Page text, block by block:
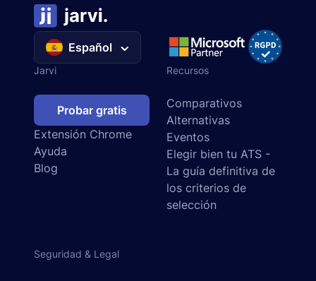
Español
Jarvi
Probar gratis
Extensión Chrome
Ayuda
Blog
Recursos
Comparativos
Alternativas
Eventos
Elegir bien tu ATS -
La guía definitiva de
los criterios de
selección
Seguridad & Legal